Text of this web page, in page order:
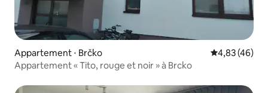
Appartement ⋅ Brčko Évaluation
4,83 (46)
Appartement « Tito, rouge et noir » à Brcko